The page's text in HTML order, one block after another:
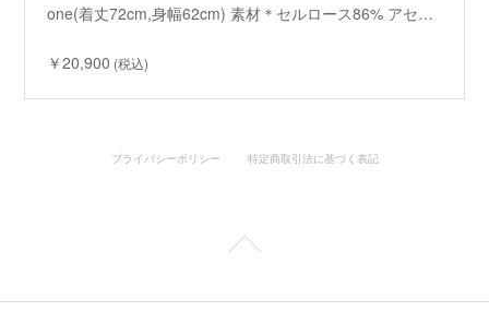
one(着丈72cm,身幅62cm) 素材＊セルロース86% アセ…
￥20,900 (税込)
プライバシーポリシー 特定商取引法に基づく表記